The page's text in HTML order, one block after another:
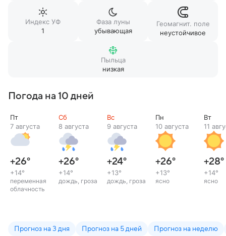
Индекс УФ
1
Фаза луны
убывающая
Геомагнит. поле
неустойчивое
Пыльца
низкая
Погода на 10 дней
Пт
7 августа
+26°
+14°
переменная
облачность
Сб
8 августа
+26°
+14°
дождь, гроза
Вс
9 августа
+24°
+13°
дождь, гроза
Пн
10 августа
+26°
+13°
ясно
Вт
11
+28°
+14°
ясно
Прогноз на 3 дня Прогноз на 5 дней Прогноз на неделю